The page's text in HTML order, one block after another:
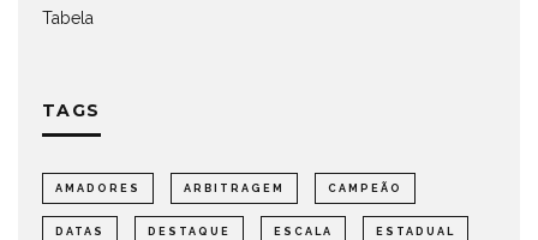
Tabela
TAGS
AMADORES ARBITRAGEM CAMPEÃO
DATAS DESTAQUE ESCALA ESTADUAL